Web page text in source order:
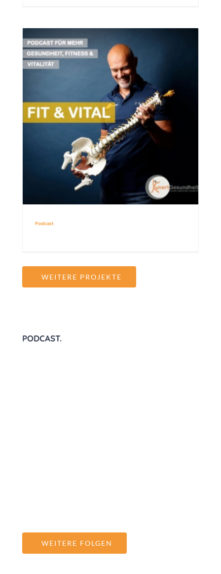
Podcast
WEITERE PROJEKTE
PODCAST.
WEITERE FOLGEN